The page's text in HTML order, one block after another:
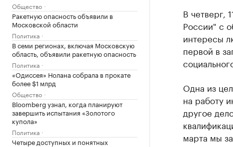
Общество
Ракетную опасность объявили в
Московской области
Политика
В семи регионах, включая Московскую
область, объявили ракетную опасность
Политика
«Одиссея» Нолана собрала в прокате
более $1 млрд
Общество
Bloomberg узнал, когда планируют
завершить испытания «Золотого
купола»
Политика
Четыре доступных и понятных
В четверг,
России" с
интересы
первой в
Одна из
на работу
другое
марта мы